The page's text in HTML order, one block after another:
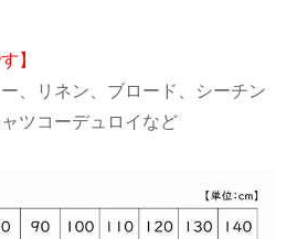
】
、リネン、ブロード、シーチン
ツコーデュロイなど